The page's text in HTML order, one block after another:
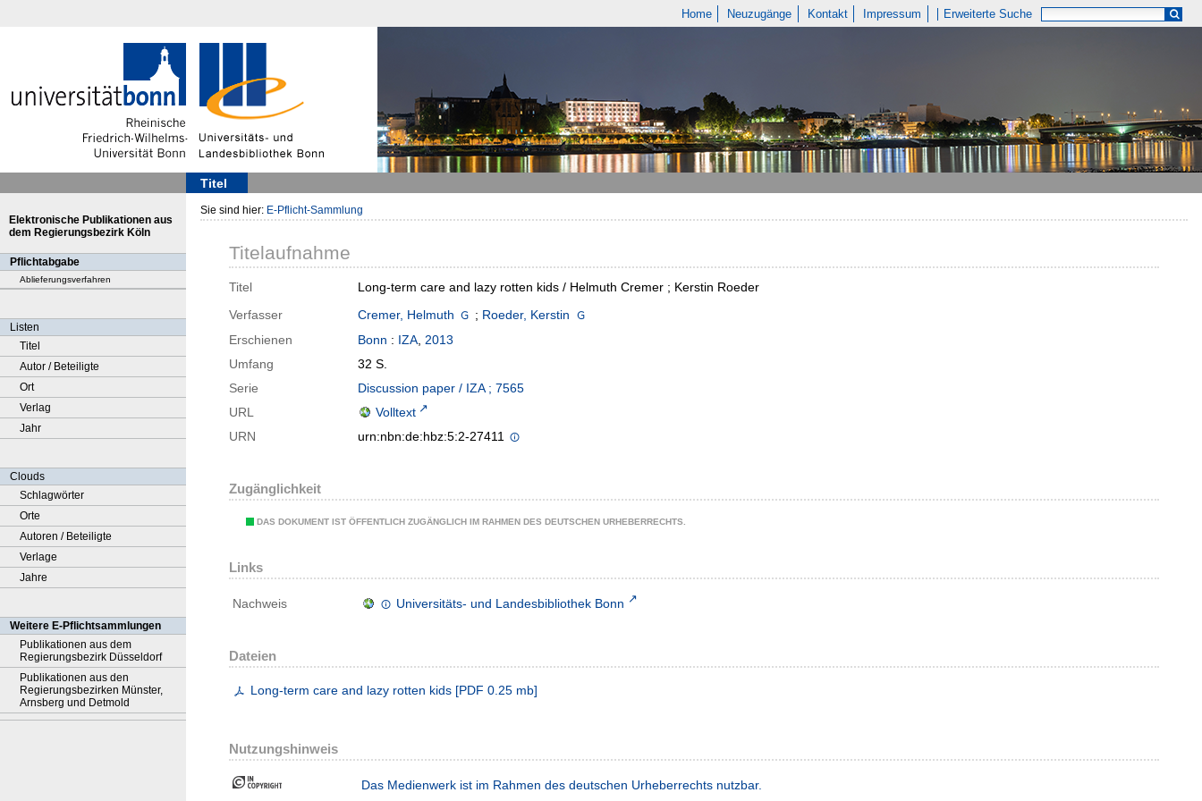
Home Neuzugänge Kontakt Impressum Erweiterte Suche
Titel
Elektronische Publikationen aus
dem Regierungsbezirk Köln
Pflichtabgabe
Ablieferungsverfahren
Listen
Titel
Autor / Beteiligte
Ort
Verlag
Jahr
Clouds
Schlagwörter
Orte
Autoren / Beteiligte
Verlage
Jahre
Weitere E-Pflichtsammlungen
Publikationen aus dem
Regierungsbezirk Düsseldorf
Publikationen aus den
Regierungsbezirken Münster,
Arnsberg und Detmold
Sie sind hier: E-Pflicht-Sammlung
Titelaufnahme
Titel
Long-term care and lazy rotten kids / Helmuth Cremer ; Kerstin Roeder
Verfasser
Cremer, Helmuth ; Roeder, Kerstin
Erschienen
Bonn : IZA, 2013
Umfang
32 S.
Serie
Discussion paper / IZA ; 7565
URL
Volltext
URN
urn:nbn:de:hbz:5:2-27411
Zugänglichkeit
DAS DOKUMENT IST ÖFFENTLICH ZUGÄNGLICH IM RAHMEN DES DEUTSCHEN URHEBERRECHTS.
Links
Nachweis Universitäts- und Landesbibliothek Bonn
Dateien
Long-term care and lazy rotten kids [PDF 0.25 mb]
Nutzungshinweis
Das Medienwerk ist im Rahmen des deutschen Urheberrechts nutzbar.